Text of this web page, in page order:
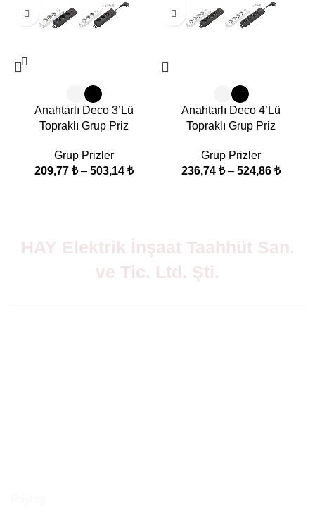
Anahtarlı Deco 3’Lü
Topraklı Grup Priz
Grup Prizler
209,77 ₺ – 503,14 ₺
Anahtarlı Deco 4’Lü
Topraklı Grup Priz
Grup Prizler
236,74 ₺ – 524,86 ₺
HAY Elektrik İnşaat Taahhüt San.
ve Tic. Ltd. Şti.